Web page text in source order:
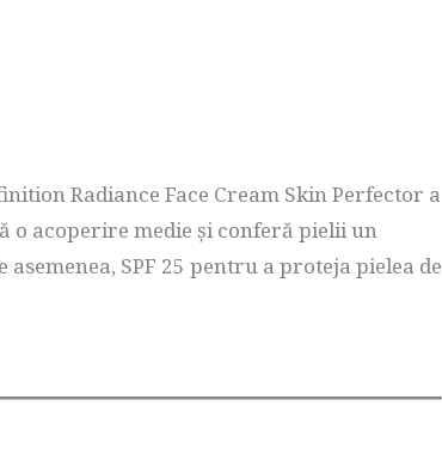
Radiance Face Cream Skin Perfector a
o acoperire medie și conferă pielii un
SPF 25 pentru a proteja pielea de